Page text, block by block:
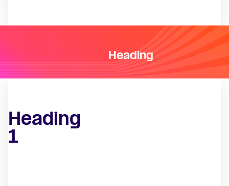
Heading
Heading
1